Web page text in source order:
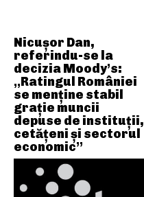
Nicușor Dan,
referindu-se la
decizia Moody’s:
„Ratingul României
se menține stabil
grație muncii
depuse de instituții,
cetățeni și sectorul
economic”